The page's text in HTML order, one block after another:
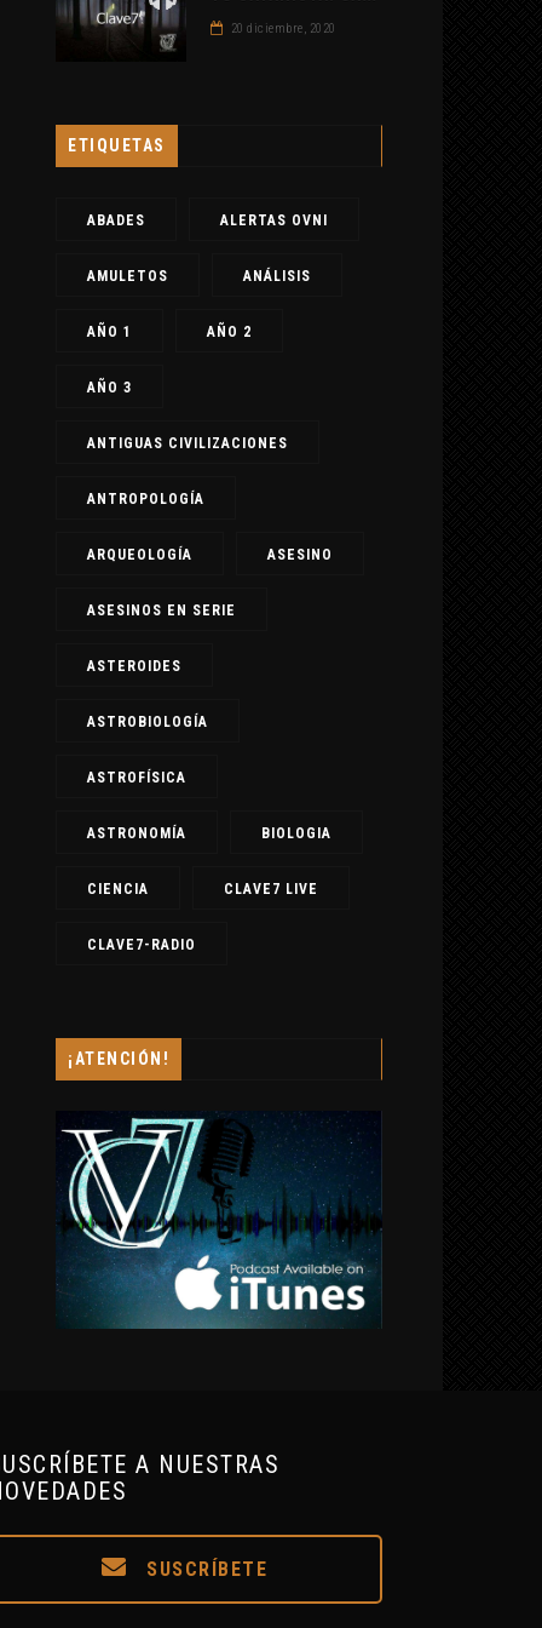
20 diciembre, 2020
ETIQUETAS
ABADES ALERTAS OVNI
AMULETOS ANÁLISIS
AÑO 1 AÑO 2
AÑO 3
ANTIGUAS CIVILIZACIONES
ANTROPOLOGÍA
ARQUEOLOGÍA ASESINO
ASESINOS EN SERIE
ASTEROIDES
ASTROBIOLOGÍA
ASTROFÍSICA
ASTRONOMÍA BIOLOGIA
CIENCIA CLAVE7 LIVE
CLAVE7-RADIO
¡ATENCIÓN!
A NUESTRAS
SUSCRÍBETE